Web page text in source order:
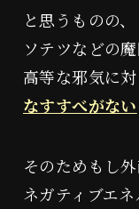
と思うものの、
ソテツなどの
高等な邪気に
なすすべがない
そのためもし
ネガティブエ